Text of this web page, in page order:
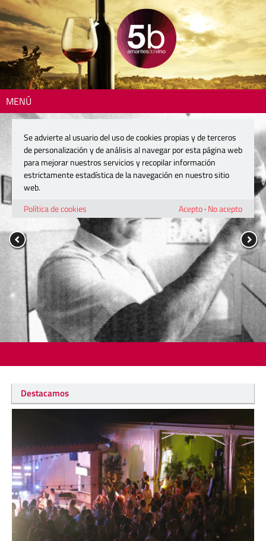
MENÚ
Destacamos
Se advierte al usuario del uso de cookies propias y de terceros
de personalización y de análisis al navegar por esta página web
para mejorar nuestros servicios y recopilar información
estrictamente estadística de la navegación en nuestro sitio
web.
Política de cookies
Acepto· No acepto